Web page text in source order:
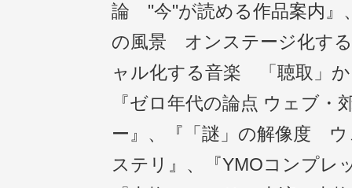
論 "今"が読める作品案内』
の風景 オンステージ化す
ャル化する音楽 「聴取」
『ゼロ年代の論点 ウェブ・
ー』、『「謎」の解像度 ウ
ステリ』、『YMOコンプレ